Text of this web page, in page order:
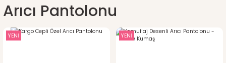
Arıcı Pantolonu
YENİ YENİ